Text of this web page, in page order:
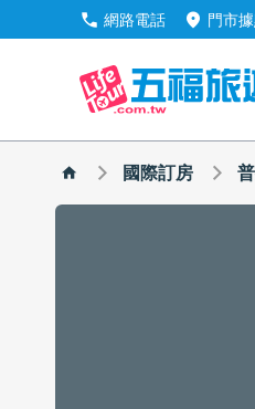
call 網路電話 location_on 門市
國際訂房